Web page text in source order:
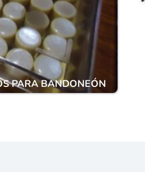
PARA BANDONEÓN